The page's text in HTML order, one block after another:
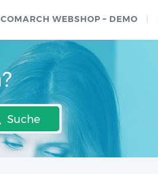
COMARCH WEBSHOP – DEMO
Suche